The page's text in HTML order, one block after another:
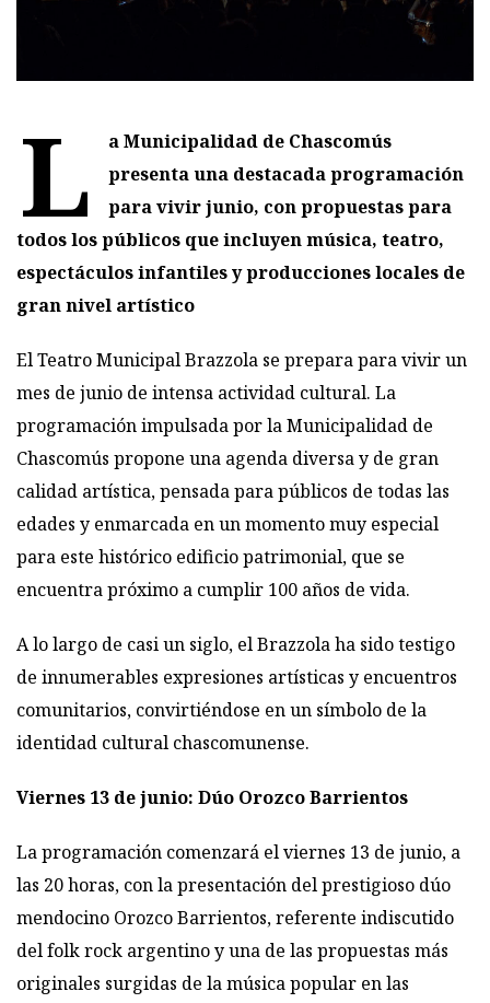
L
a Municipalidad de Chascomús
presenta una destacada programación
para vivir junio, con propuestas para
todos los públicos que incluyen música, teatro,
espectáculos infantiles y producciones locales de
gran nivel artístico
El Teatro Municipal Brazzola se prepara para vivir un
mes de junio de intensa actividad cultural. La
programación impulsada por la Municipalidad de
Chascomús propone una agenda diversa y de gran
calidad artística, pensada para públicos de todas las
edades y enmarcada en un momento muy especial
para este histórico edificio patrimonial, que se
encuentra próximo a cumplir 100 años de vida.
A lo largo de casi un siglo, el Brazzola ha sido testigo
de innumerables expresiones artísticas y encuentros
comunitarios, convirtiéndose en un símbolo de la
identidad cultural chascomunense.
Viernes 13 de junio: Dúo Orozco Barrientos
La programación comenzará el viernes 13 de junio, a
las 20 horas, con la presentación del prestigioso dúo
mendocino Orozco Barrientos, referente indiscutido
del folk rock argentino y una de las propuestas más
originales surgidas de la música popular en las